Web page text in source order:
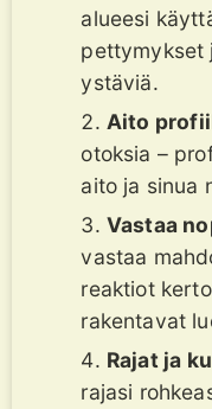
alueesi
pettymykset
ystäviä.
Aito
otoksia –
aito ja sinua
Vastaa
vastaa
reaktiot
rakentavat
Rajat ja
rajasi